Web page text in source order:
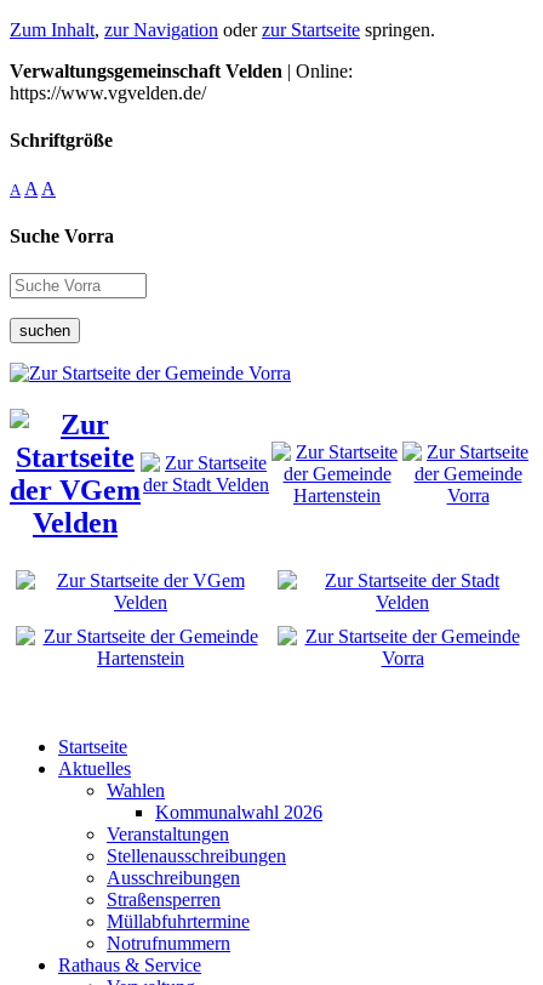
Zum Inhalt, zur Navigation oderzur Startseite springen.
Verwaltungsgemeinschaft Velden | Online:
https://www.vgvelden.de/
Schriftgröße
A A A
Suche Vorra
suchen
Startseite
Aktuelles
Wahlen
Kommunalwahl 2026
Veranstaltungen
Stellenausschreibungen
Ausschreibungen
Straßensperren
Müllabfuhrtermine
Notrufnummern
Rathaus & Service